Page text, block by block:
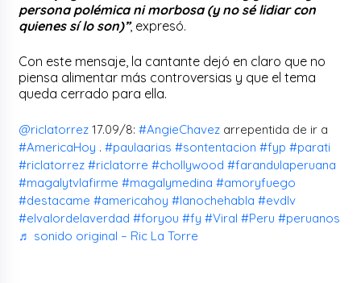
persona polémica ni morbosa (y no sé lidiar con
quienes sí lo son)”, expresó.
Con este mensaje, la cantante dejó en claro que no
piensa alimentar más controversias y que el tema
queda cerrado para ella.
@riclatorrez 17.09/8:#AngieChavez arrepentida de ir a
#AmericaHoy .#paulaarias #sontentacion #fyp #parati
#riclatorrez #riclatorre #chollywood #farandulaperuana
#magalytvlafirme #magalymedina #amoryfuego
#destacame #americahoy #lanochehabla #evdlv
#elvalordelaverdad #foryou #fy #Viral #Peru #peruanos
♬ sonido original – Ric La Torre